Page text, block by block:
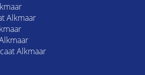
Alkmaar
Alkmaar